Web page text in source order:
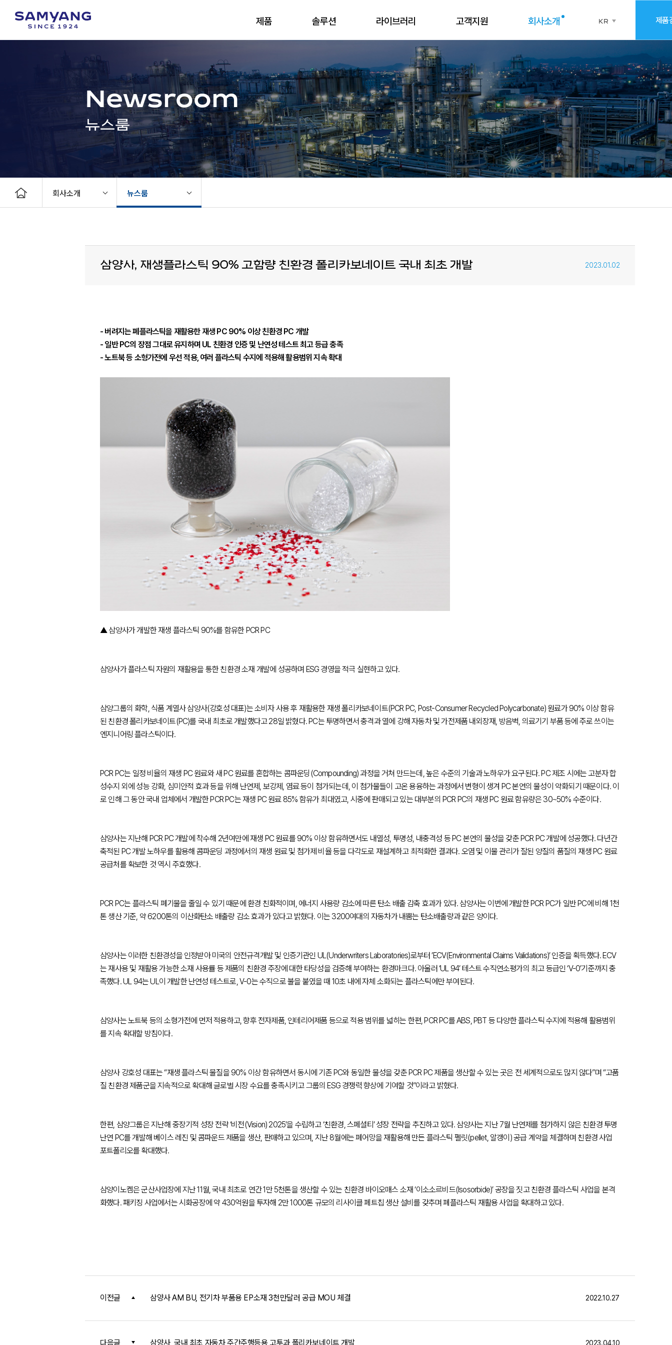
제품 솔루션 라이브러리 고객지원 회사소개 KR 제품
Newsroom
뉴스룸
회사소개 뉴스룸
삼양사, 재생플라스틱 90% 고함량 친환경 폴리카보네이트 국내 최초 개발 2023.01.02
- 버려지는 폐플라스틱을 재활용한 재생 PC 90% 이상 친환경 PC 개발
- 일반 PC의 장점 그대로 유지하며 UL 친환경 인증 및 난연성 테스트 최고 등급 충족
- 노트북 등 소형가전에 우선 적용, 여러 플라스틱 수지에 적용해 활용범위 지속 확대
▲ 삼양사가 개발한 재생 플라스틱 90%를 함유한 PCR PC
삼양사가 플라스틱 자원의 재활용을 통한 친환경 소재 개발에 성공하며 ESG 경영을 적극 실현하고 있다.
삼양그룹의 화학, 식품 계열사 삼양사(강호성 대표)는 소비자 사용 후 재활용한 재생 폴리카보네이트(PCR PC, Post-Consumer Recycled Polycarbonate) 원료가 90% 이상 함유
된 친환경 폴리카보네이트(PC)를 국내 최초로 개발했다고 28일 밝혔다. PC는 투명하면서 충격과 열에 강해 자동차 및 가전제품 내외장재, 방음벽, 의료기기 부품 등에 주로 쓰이는
엔지니어링 플라스틱이다.
PCR PC는 일정 비율의 재생 PC 원료와 새 PC 원료를 혼합하는 콤파운딩(Compounding) 과정을 거쳐 만드는데, 높은 수준의 기술과 노하우가 요구된다. PC 제조 시에는 고분자 합
성수지 외에 성능 강화, 심미안적 효과 등을 위해 난연제, 보강제, 염료 등이 첨가되는데, 이 첨가물들이 고온 용융하는 과정에서 변형이 생겨 PC 본연의 물성이 약화되기 때문이다. 이
로 인해 그 동안 국내 업체에서 개발한 PCR PC는 재생 PC 원료 85% 함유가 최대였고, 시중에 판매되고 있는 대부분의 PCR PC의 재생 PC 원료 함유량은 30~50% 수준이다.
삼양사는 지난해 PCR PC 개발에 착수해 2년여만에 재생 PC 원료를 90% 이상 함유하면서도 내열성, 투명성, 내충격성 등 PC 본연의 물성을 갖춘 PCR PC 개발에 성공했다. 다년간
축적된 PC 개발 노하우를 활용해 콤파운딩 과정에서의 재생 원료 및 첨가제 비율 등을 다각도로 재설계하고 최적화한 결과다. 오염 및 이물 관리가 잘된 양질의 품질의 재생 PC 원료
공급처를 확보한 것 역시 주효했다.
PCR PC는 플라스틱 폐기물을 줄일 수 있기 때문에 환경 친화적이며, 에너지 사용량 감소에 따른 탄소 배출 감축 효과가 있다. 삼양사는 이번에 개발한 PCR PC가 일반 PC에 비해 1천
톤 생산 기준, 약 6200톤의 이산화탄소 배출량 감소 효과가 있다고 밝혔다. 이는 3200여대의 자동차가 내뿜는 탄소배출량과 같은 양이다.
삼양사는 이러한 친환경성을 인정받아 미국의 안전규격개발 및 인증기관인 UL(Underwriters Laboratories)로부터 ’ECV(Environmental Claims Validations)’ 인증을 획득했다. ECV
는 재사용 및 재활용 가능한 소재 사용률 등 제품의 친환경 주장에 대한 타당성을 검증해 부여하는 환경마크다. 아울러 ‘UL 94’ 테스트 수직연소평가의 최고 등급인 ‘V-0’기준까지 충
족했다. UL 94는 UL이 개발한 난연성 테스트로, V-0는 수직으로 불을 붙였을 때 10초 내에 자체 소화되는 플라스틱에만 부여된다.
삼양사는 노트북 등의 소형가전에 먼저 적용하고, 향후 전자제품, 인테리어제품 등으로 적용 범위를 넓히는 한편, PCR PC를 ABS, PBT 등 다양한 플라스틱 수지에 적용해 활용범위
를 지속 확대할 방침이다.
삼양사 강호성 대표는 “재생 플라스틱 물질을 90% 이상 함유하면서 동시에 기존 PC와 동일한 물성을 갖춘 PCR PC 제품을 생산할 수 있는 곳은 전 세계적으로도 많지 않다”며 “고품
질 친환경 제품군을 지속적으로 확대해 글로벌 시장 수요를 충족시키고 그룹의 ESG 경쟁력 향상에 기여할 것”이라고 밝혔다.
한편, 삼양그룹은 지난해 중장기적 성장 전략 ‘비전(Vision) 2025’을 수립하고 ‘친환경, 스페셜티’ 성장 전략을 추진하고 있다. 삼양사는 지난 7월 난연제를 첨가하지 않은 친환경 투명
난연 PC를 개발해 베이스 레진 및 콤파운드 제품을 생산, 판매하고 있으며, 지난 8월에는 폐어망을 재활용해 만든 플라스틱 펠릿(pellet, 알갱이) 공급 계약을 체결하며 친환경 사업
포트폴리오를 확대했다.
삼양이노켐은 군산사업장에 지난 11월, 국내 최초로 연간 1만 5천톤을 생산할 수 있는 친환경 바이오매스 소재 ‘이소소르비드(Isosorbide)’ 공장을 짓고 친환경 플라스틱 사업을 본격
화했다. 패키징 사업에서는 시화공장에 약 430억원을 투자해 2만 1000톤 규모의 리사이클 페트칩 생산 설비를 갖추며 폐플라스틱 재활용 사업을 확대하고 있다.
이전글 삼양사 AM BU, 전기차 부품용 EP소재 3천만달러 공급 MOU 체결 2022.10.27
다음글 삼양사, 국내 최초 자동차 주간주행등용 고투과 폴리카보네이트 개발 2023.04.10